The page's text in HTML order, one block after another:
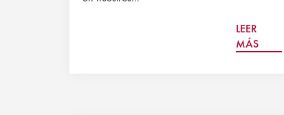
LEER
MÁS